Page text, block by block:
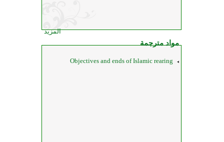
المزيد
مواد مترجمة
Objectives and ends of Islamic rearing